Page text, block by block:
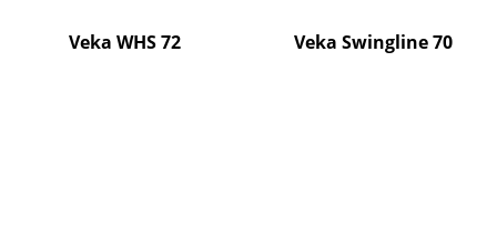
Veka WHS 72 Veka Swingline 70